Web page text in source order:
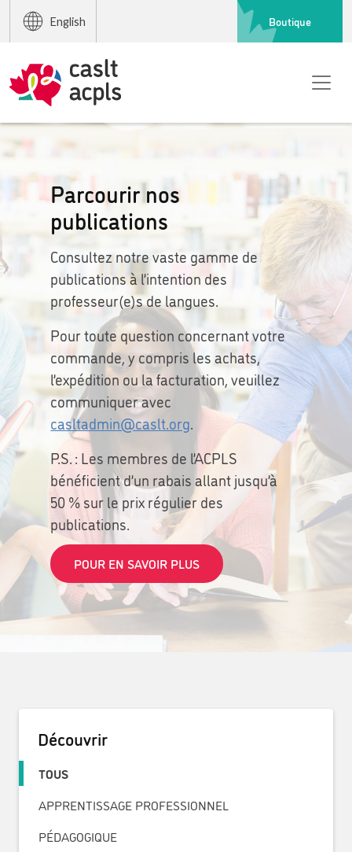
English Boutique
Parcourir nos
publications
Consultez notre vaste gamme de
publications à l’intention des
professeur(e)s de langues.
Pour toute question concernant votre
commande, y compris les achats,
l’expédition ou la facturation, veuillez
communiquer avec
casltadmin@caslt.org.
P.S. : Les membres de l’ACPLS
bénéficient d’un rabais allant jusqu’à
50 % sur le prix régulier des
publications.
POUR EN SAVOIR PLUS
Découvrir
TOUS
APPRENTISSAGE PROFESSIONNEL
PÉDAGOGIQUE